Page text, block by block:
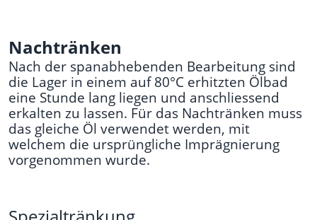
Nachtränken
Nach der spanabhebenden Bearbeitung sind
die Lager in einem auf 80°C erhitzten Ölbad
eine Stunde lang liegen und anschliessend
erkalten zu lassen. Für das Nachtränken muss
das gleiche Öl verwendet werden, mit
welchem die ursprüngliche Imprägnierung
vorgenommen wurde.